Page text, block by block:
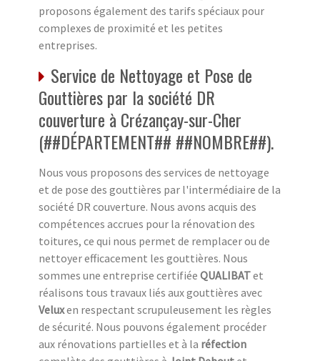
proposons également des tarifs spéciaux pour
complexes de proximité et les petites
entreprises.
Service de Nettoyage et Pose de
Gouttières par la société DR
couverture à Crézançay-sur-Cher
(##DÉPARTEMENT## ##NOMBRE##).
Nous vous proposons des services de nettoyage
et de pose des gouttières par l'intermédiaire de la
société DR couverture. Nous avons acquis des
compétences accrues pour la rénovation des
toitures, ce qui nous permet de remplacer ou de
nettoyer efficacement les gouttières. Nous
sommes une entreprise certifiée QUALIBATet
réalisons tous travaux liés aux gouttières avec
Veluxen respectant scrupuleusement les règles
de sécurité. Nous pouvons également procéder
aux rénovations partielles et à la réfection